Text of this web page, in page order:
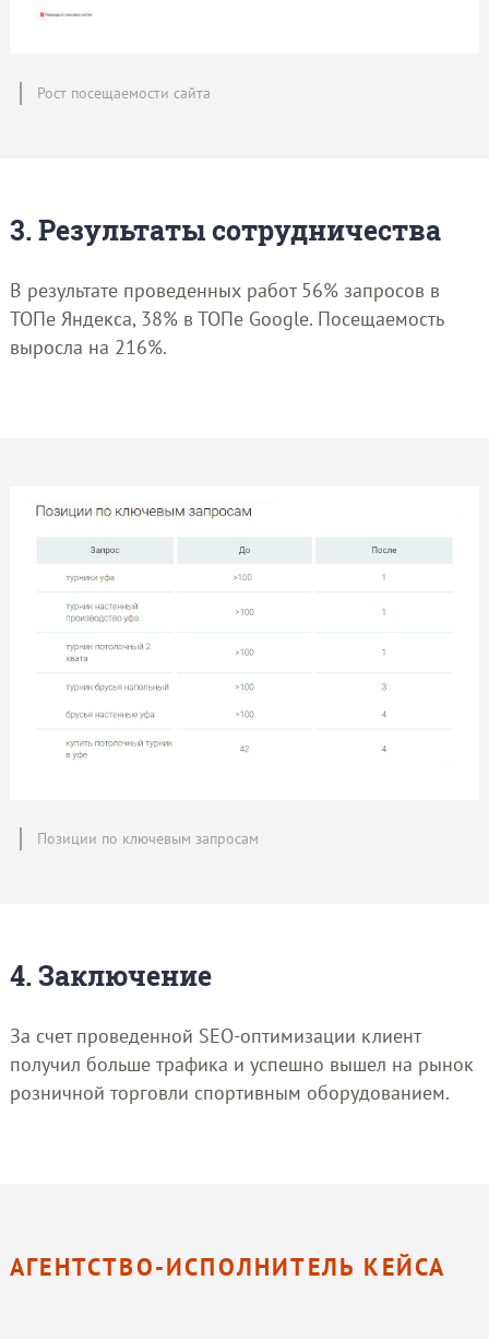
Рост посещаемости сайта
3. Результаты сотрудничества
В результате проведенных работ 56% запросов в
ТОПе Яндекса, 38% в ТОПе Google. Посещаемость
выросла на 216%.
Позиции по ключевым запросам
4. Заключение
За счет проведенной SEO-оптимизации клиент
получил больше трафика и успешно вышел на рынок
розничной торговли спортивным оборудованием.
АГЕНТСТВО-ИСПОЛНИТЕЛЬ КЕЙСА